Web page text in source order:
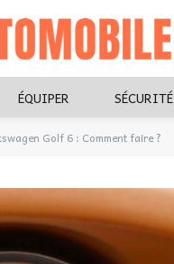
ÉQUIPER SÉCURITÉ
Golf 6 : Comment faire ?